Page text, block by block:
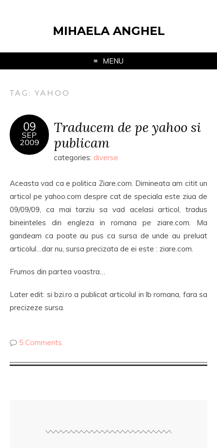
MIHAELA ANGHEL
MENU
TAG:YAHOO
09
SEP
2009
Traducem de pe yahoo si
publicam
categories: diverse
Aceasta vad ca e politica Ziare.com. Dimineata am citit un
articol pe yahoo.com despre cat de speciala este ziua de
09/09/09, ca mai tarziu sa vad acelasi articol, tradus
bineinteles din engleza in romana pe ziare.com. Ma
gandeam ca poate au pus ca sursa de unde au preluat
articolul…dar nu, sursa precizata de ei este : ziare.com.
Frumos din partea voastra…
Later edit: si bzi.ro a publicat articolul in lb romana, fara sa
precizeze sursa.
5 Comments